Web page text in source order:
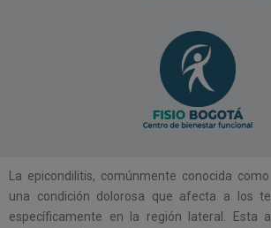
La epicondilitis, comúnmente conocida
una condición dolorosa que afecta a los
específicamente en la región lateral. Esta